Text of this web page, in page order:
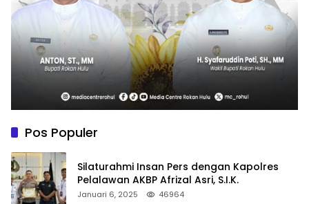
Pos Populer
Silaturahmi Insan Pers dengan Kapolres
Pelalawan AKBP Afrizal Asri, S.I.K.
Januari 6, 2025 46964